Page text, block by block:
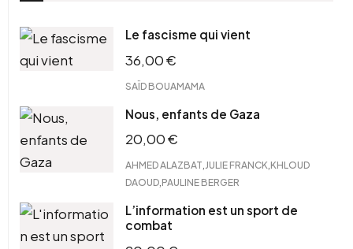
Le fascisme qui vient
36,00€
SAÏD BOUAMAMA
Nous, enfants de Gaza
20,00€
AHMED ALAZBAT JULIE FRANCK KHLOUD
DAOUD PAULINE BERGER
L’information est un sport de
combat